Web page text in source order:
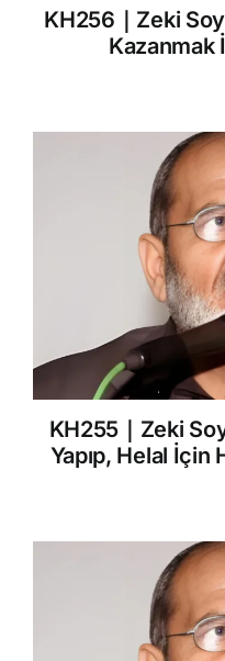
KH256｜Zeki
Kazanmak
KH255｜Zeki
Yapıp, Helal